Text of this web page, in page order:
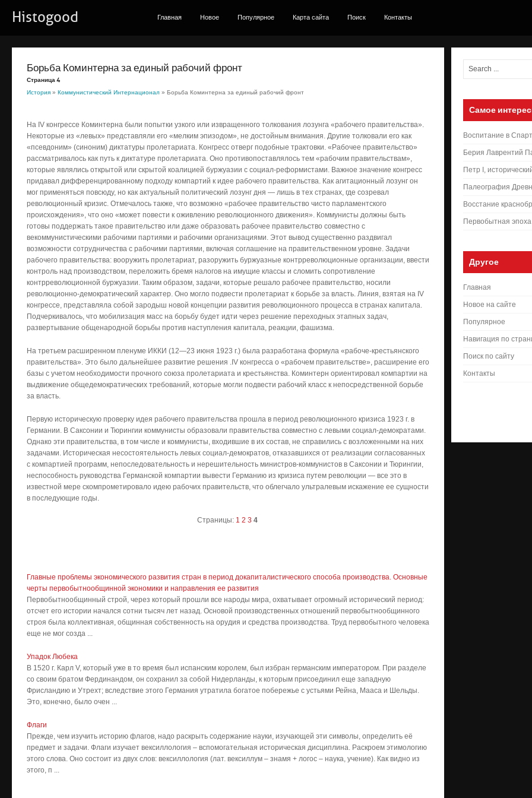
Histogood Главная Новое Популярное Карта сайта Поиск Контакты
Борьба Коминтерна за единый рабочий фронт
Страница 4
История » Коммунистический Интернационал » Борьба Коминтерна за единый рабочий фронт
На IV конгрессе Коминтерна были попытки узкого или извращенного толкования лозунга «рабочего правительства».
Некоторые из «левых» представляли его «мелким эпизодом», не достойным внимания. Другие толковали его как
«псевдоним» (синоним) диктатуры пролетариата. Конгресс отверг подобные трактовки. «Рабочее правительство»
рассматривалось как путь к диктатуре пролетариата. Оно противопоставлялось тем «рабочим правительствам»,
которые являлись открытой или скрытой коалицией буржуазии с социал-реформистами. Важное значение конгресс
придавал дифференцированному подходу компартий к идее рабочего правительства. Как агитационный лозунг он
мог применяться повсюду, но как актуальный политический лозунг дня — лишь в тех странах, где созревал
революционный кризис. Отмечалось также, что возможно «рабочее правительство чисто парламентского
происхождения», что оно «может повести к оживлению революционного движения». Коммунисты должны быть
готовы поддержать такое правительство или даже образовать рабочее правительство совместно с
векоммунистическими рабочими партиями и рабочими организациями. Этот вывод существенно раздвигал
возможности сотрудничества с рабочими партиями, включая соглашение на правительственном уровне. Задачи
рабочего правительства: вооружить пролетариат, разоружить буржуазные контрреволюционные организации, ввести
контроль над производством, переложить бремя налогов на имущие классы и сломить сопротивление
контрреволюционной буржуазии. Таким образом, задачи, которые решало рабочее правительство, носили
революционно-демократический характер. Оно могло подвести пролетариат к борьбе за власть. Линия, взятая на IV
конгрессе, представляла собой зародыш новой концепции развития революционного процесса в странах капитала.
Подчеркивалось, что мобилизация масс на борьбу будет идти через решение переходных этапных задач,
развертывание общенародной борьбы против наступления капитала, реакции, фашизма.
На третьем расширенном пленуме ИККИ (12—23 июня 1923 г.) была разработана формула «рабоче-крестьянского
правительства». Это было дальнейшее развитие решения .IV конгресса о «рабочем правительстве», расширение его
базы с учетом необходимости прочного союза пролетариата и крестьянства. Коминтерн ориентировал компартии на
выдвижение общедемократических требований, которые могли подвести рабочий класс к непосредственной борьбе
за власть.
Первую историческую проверку идея рабочего правительства прошла в период революционного кризиса 1923 г. в
Германии. В Саксонии и Тюрингии коммунисты образовали правительства совместно с левыми социал-демократами.
Однако эти правительства, в том числе и коммунисты, входившие в их состав, не справились с возложенными на них
задачами. Историческая несостоятельность левых социал-демократов, отказавшихся от реализации согласованных
с компартией программ, непоследовательность и нерешительность министров-коммунистов в Саксонии и Тюрингии,
неспособность руководства Германской компартии вывести Германию из кризиса путем революции — все это в
известной мере скомпрометировало идею рабочих правительств, что облегчало ультралевым искажение ее сущности
в последующие годы.
Страницы: 1 2 3 4
Главные проблемы экономического развития стран в период докапиталистического способа производства. Основные
черты первобытнообщинной экономики и направления ее развития
Первобытнообщинный строй, через который прошли все народы мира, охватывает огромный исторический период:
отсчет его истории начался сотни тысяч лет назад. Основой производственных отношений первобытнообщинного
строя была коллективная, общинная собственность на орудия и средства производства. Труд первобытного человека
еще не мог созда ...
Упадок Любека
В 1520 г. Карл V, который уже в то время был испанским королем, был избран германским императором. При разделе
со своим братом Фердинандом, он сохранил за собой Нидерланды, к которым присоединил еще западную
Фрисландию и Утрехт; вследствие этого Германия утратила богатое побережье с устьями Рейна, Мааса и Шельды.
Это, конечно, было очен ...
Флаги
Прежде, чем изучить историю флагов, надо раскрыть содержание науки, изучающей эти символы, определить её
предмет и задачи. Флаги изучает вексиллология – вспомогательная историческая дисциплина. Раскроем этимологию
этого слова. Оно состоит из двух слов: вексиллология (лат. вексиллум – знамя + логос – наука, учение). Как видно из
этого, п ...
Самое
Воспитание в
Берия Лаврентий
Петр I,
Палеография
Восстание
Первобытная
Другое
Главная
Новое на сайте
Популярное
Навигация по
Поиск по сайту
Контакты